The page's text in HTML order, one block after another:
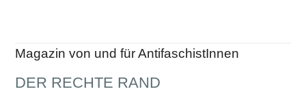
Magazin
Abonnement
Magazin von und für AntifaschistInnen
DER RECHTE RAND